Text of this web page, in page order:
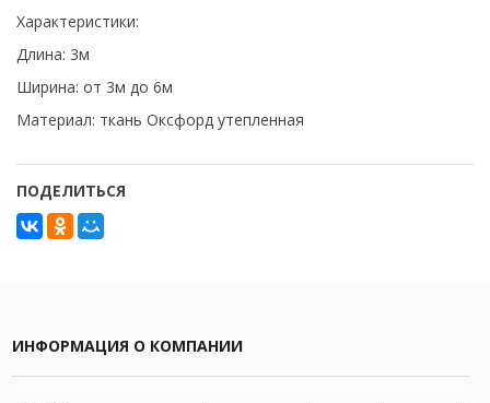
Характеристики:
Длина: 3м
Ширина: от 3м до 6м
Материал: ткань Оксфорд утепленная
ПОДЕЛИТЬСЯ
ИНФОРМАЦИЯ О КОМПАНИИ